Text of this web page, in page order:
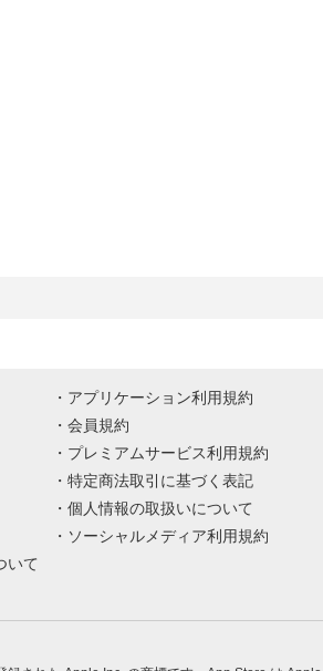
いて
アプリケーション利用規約
会員規約
プレミアムサービス利用規約
特定商法取引に基づく表記
個人情報の取扱いについて
ソーシャルメディア利用規約